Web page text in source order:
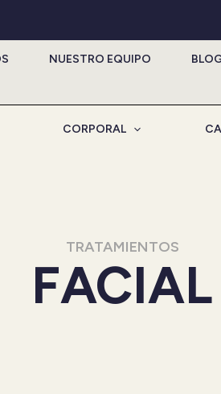
NUESTRO EQUIPO
CORPORAL
TRATAMIENTOS
FACIAL